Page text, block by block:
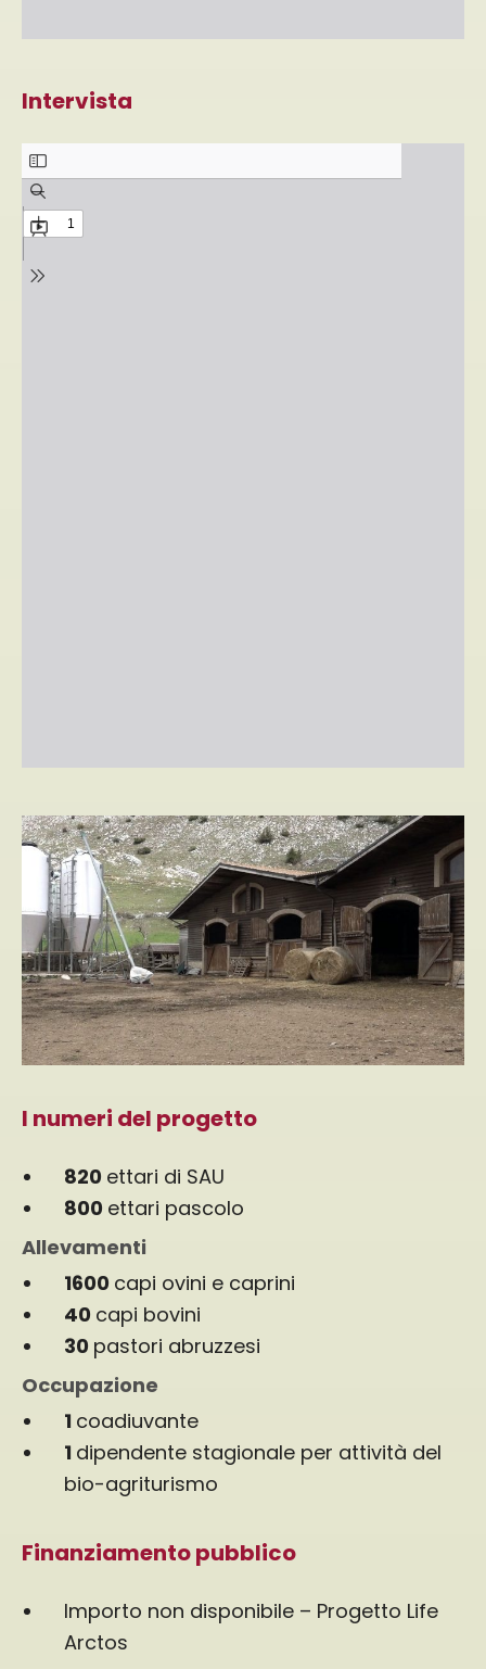
Intervista
I numeri del progetto
820 ettari di SAU
800 ettari pascolo
Allevamenti
1600 capi ovini e caprini
40 capi bovini
30 pastori abruzzesi
Occupazione
1 coadiuvante
1 dipendente stagionale per attività del
bio-agriturismo
Finanziamento pubblico
Importo non disponibile – Progetto Life
Arctos